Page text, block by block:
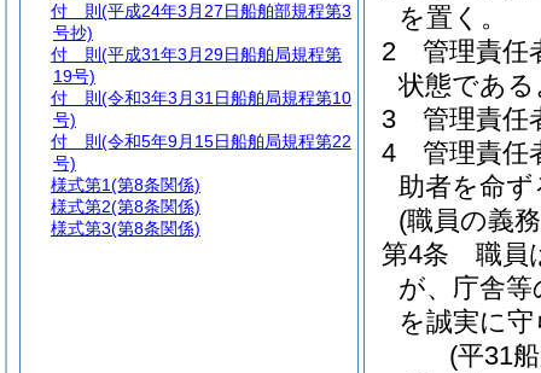
を置く。
2
管理責任
状態であ
3
管理責任
4
管理責任
助者を命
(職員の義
第4条
職員
が、庁舎
を誠実に
(平31
付 則 (平成24年3月27日船舶部規程第3
号抄)
付 則 (平成31年3月29日船舶局規程第
19号)
付 則 (令和3年3月31日船舶局規程第10
号)
付 則 (令和5年9月15日船舶局規程第22
号)
様式第1(第8条関係)
様式第2(第8条関係)
様式第3(第8条関係)